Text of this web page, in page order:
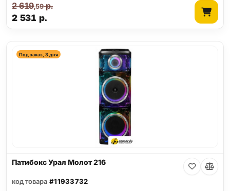
2 531 р.
2 619,59р.
Под заказ, 3 дня
Патибокс Урал Молот 216
код товара #11933732